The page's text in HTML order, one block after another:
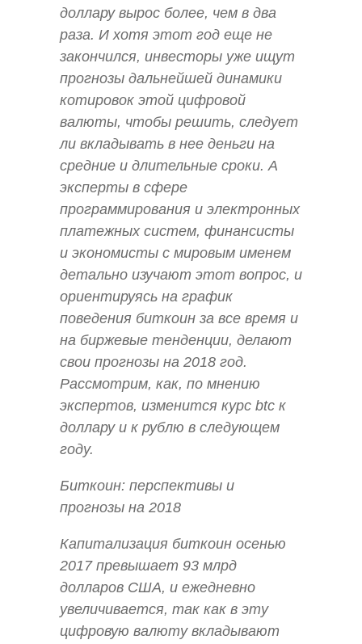
доллару вырос более, чем в два
раза. И хотя этот год еще не
закончился, инвесторы уже ищут
прогнозы дальнейшей динамики
котировок этой цифровой
валюты, чтобы решить, следует
ли вкладывать в нее деньги на
средние и длительные сроки. А
эксперты в сфере
программирования и электронных
платежных систем, финансисты
и экономисты с мировым именем
детально изучают этот вопрос, и
ориентируясь на график
поведения биткоин за все время и
на биржевые тенденции, делают
свои прогнозы на 2018 год.
Рассмотрим, как, по мнению
экспертов, изменится курс btc к
доллару и к рублю в следующем
году.
Биткоин: перспективы и
прогнозы на 2018
Капитализация биткоин осенью
2017 превышает 93 млрд
долларов США, и ежедневно
увеличивается, так как в эту
цифровую валюту вкладывают